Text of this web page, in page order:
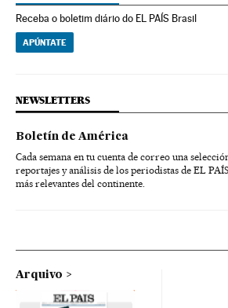
Receba o boletim diário do EL PAÍS Brasil
APÚNTATE
NEWSLETTERS
Boletín de América
Cada semana en tu cuenta de correo una
reportajes y análisis de los periodistas de EL
más relevantes del continente.
Arquivo